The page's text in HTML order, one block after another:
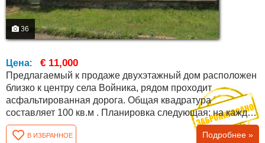
36
Цена: € 11,000
Предлагаемый к продаже двухэтажный дом расположен
близко к центру села Войника, рядом проходит
асфальтированная дорога. Общая квадратура
составляет 100 кв.м . Планировка следующая: на каждом
этаже имеется по одному залу, две комнаты и удобное
место для ванны и туалета. Дом в отличном состоянии:
В ИЗБРАННОЕ Подробнее »